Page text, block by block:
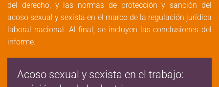
del derecho, y las normas de protección y sanción del
acoso sexual y sexista en el marco de la regulación jurídica
laboral nacional. Al final, se incluyen las conclusiones del
informe.
Acoso sexual y sexista en el trabajo: